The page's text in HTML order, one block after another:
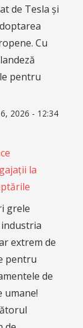
de Tesla și
Cu
pentru
2026 - 12:34
la
grele
extrem de
pentru
de
umane!